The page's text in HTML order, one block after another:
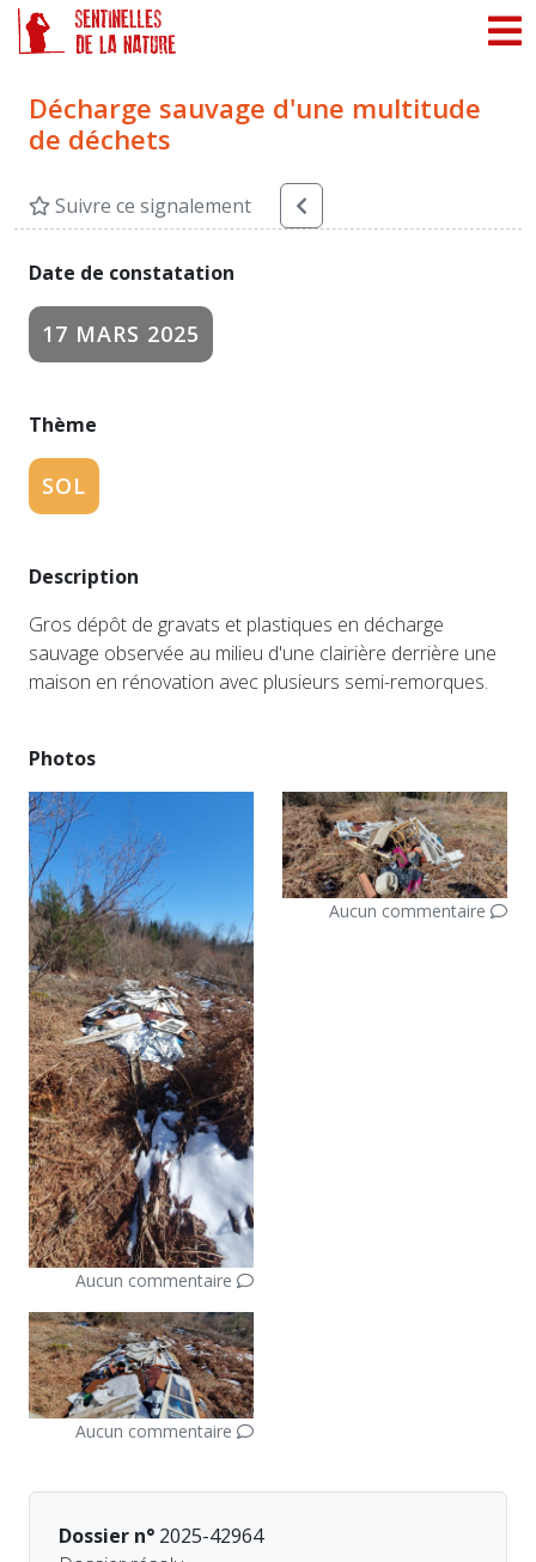
Décharge sauvage d'une multitude
de déchets
Suivre ce signalement
Date de constatation
17 MARS 2025
Thème
SOL
Description
Gros dépôt de gravats et plastiques en décharge
sauvage observée au milieu d'une clairière derrière une
maison en rénovation avec plusieurs semi-remorques.
Photos
Aucun commentaire
Aucun commentaire
Aucun commentaire
Dossier n° 2025-42964
Panneau de gestion des cookies